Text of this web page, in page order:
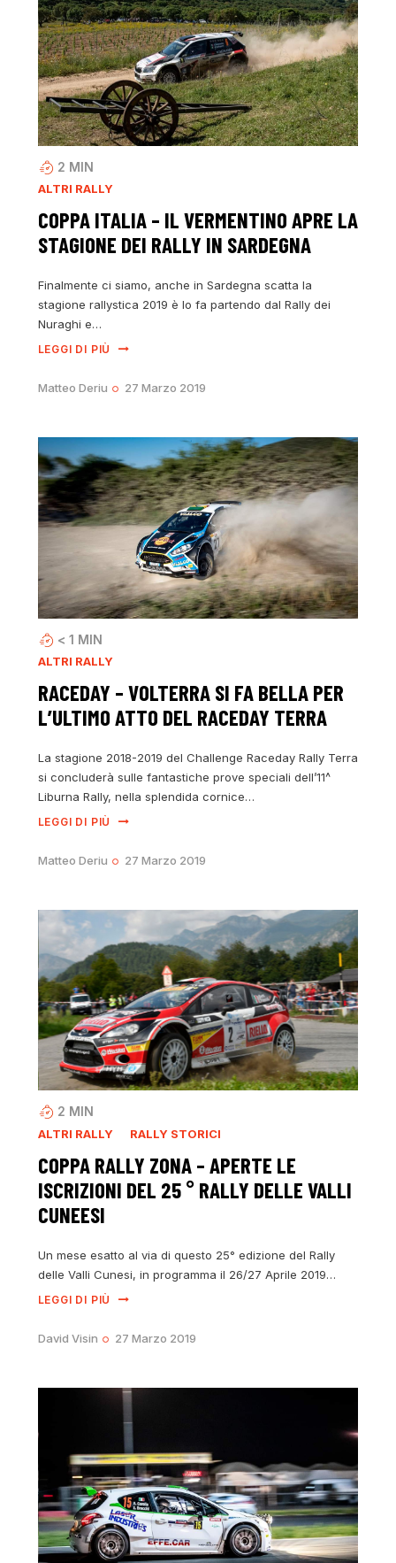
2 MIN
ALTRI RALLY
COPPA ITALIA – IL VERMENTINO APRE LA
STAGIONE DEI RALLY IN SARDEGNA
Finalmente ci siamo, anche in Sardegna scatta la
stagione rallystica 2019 è lo fa partendo dal Rally dei
Nuraghi e…
LEGGI DI PIÙ
Matteo Deriu 27 Marzo 2019
< 1 MIN
ALTRI RALLY
RACEDAY – VOLTERRA SI FA BELLA PER
L’ULTIMO ATTO DEL RACEDAY TERRA
La stagione 2018-2019 del Challenge Raceday Rally Terra
si concluderà sulle fantastiche prove speciali dell’11^
Liburna Rally, nella splendida cornice…
LEGGI DI PIÙ
Matteo Deriu 27 Marzo 2019
2 MIN
ALTRI RALLY RALLY STORICI
COPPA RALLY ZONA – APERTE LE
ISCRIZIONI DEL 25 ° RALLY DELLE VALLI
CUNEESI
Un mese esatto al via di questo 25° edizione del Rally
delle Valli Cunesi, in programma il 26/27 Aprile 2019…
LEGGI DI PIÙ
David Visin 27 Marzo 2019